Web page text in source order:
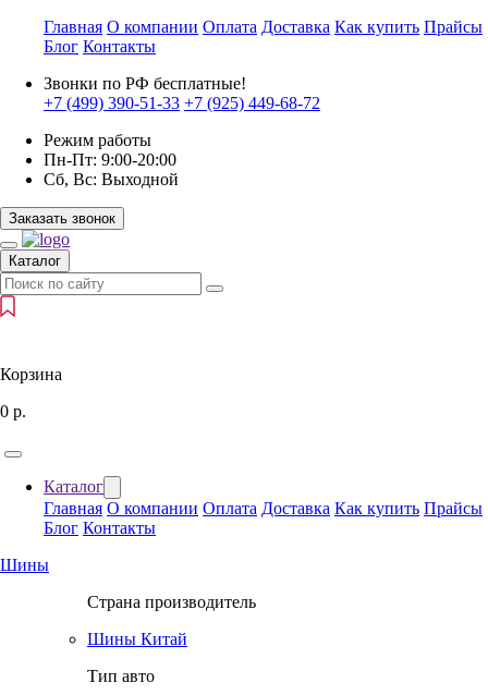
Главная О компании Оплата Доставка Как купить Прайсы
Блог Контакты
Звонки по РФ бесплатные!
+7 (499) 390-51-33 +7 (925) 449-68-72
Режим работы
Пн-Пт: 9:00-20:00
Сб, Вс: Выходной
Заказать звонок
Каталог
Корзина
0 р.
Каталог
Главная О компании Оплата Доставка Как купить Прайсы
Блог Контакты
Шины
Страна производитель
Шины Китай
Тип авто